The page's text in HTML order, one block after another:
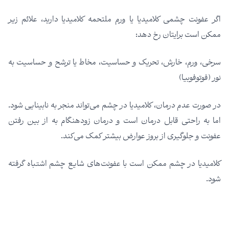
اگر عفونت چشمی کلامیدیا یا ورم ملتحمه کلامیدیا دارید، علائم زیر
ممکن است برایتان رخ دهد:
سرخی، ورم، خارش، تحریک و حساسیت، مخاط یا ترشح و حساسیت به
نور (فوتوفوبیا)
در صورت عدم درمان، کلامیدیا در چشم می‌تواند منجر به نابینایی شود.
اما به راحتی قابل درمان است و درمان زودهنگام به از بین رفتن
عفونت و جلوگیری از بروز عوارض بیشتر کمک می‌کند.
کلامیدیا در چشم ممکن است با عفونت‌های شایع چشم اشتباه گرفته
شود.